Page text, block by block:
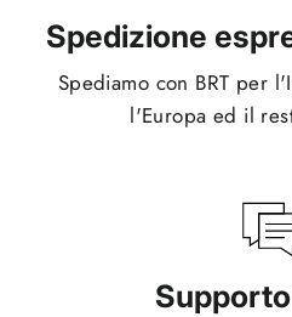
Spedizione
Spediamo con BRT per
l'Europa ed il